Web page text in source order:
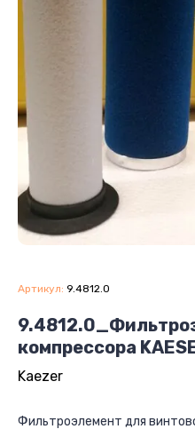
Артикул: 9.4812.0
компрессора
Kaezer
Фильтроэлемент для